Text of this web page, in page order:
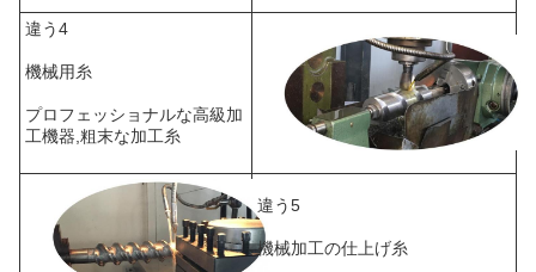
違う4
機械用糸
プロフェッショナルな高級加
工機器,粗末な加工糸
違う5
機械加工の仕上げ糸